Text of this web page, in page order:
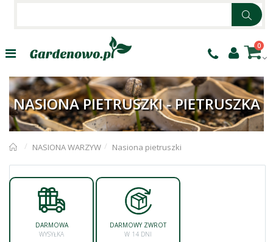
0
NASIONA PIETRUSZKI - PIETRUSZKA
NASIONA WARZYW Nasiona pietruszki
DARMOWA
WYSYŁKA
DARMOWY ZWROT
W 14 DNI